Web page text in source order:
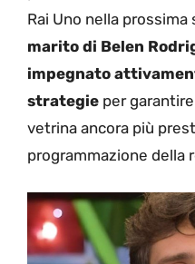
Rai Uno nella
marito di Belen
impegnato
strategie per
vetrina ancora più
programmazione della